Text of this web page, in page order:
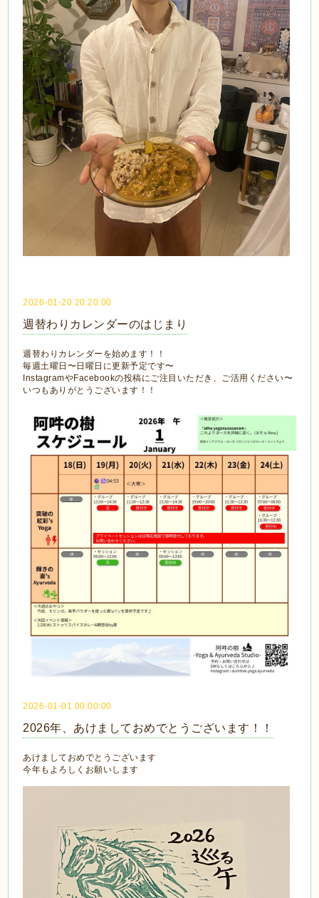
2026-01-20 20:20:00
週替わりカレンダーのはじまり
週替わりカレンダーを始めます！！
毎週土曜日〜日曜日に更新予定です〜
InstagramやFacebookの投稿にご注目いただき、ご活用ください〜
いつもありがとうございます！！
2026-01-01 00:00:00
2026年、あけましておめでとうございます！！
あけましておめでとうございます
今年もよろしくお願いします